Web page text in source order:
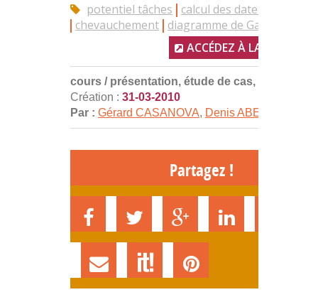
potentiel tâches
calcul des dates
chevauchement diagramme de Gantt
ACCÉDEZ À LA
cours / présentation, étude de cas, exercice
Création : 31-03-2010
Par : Gérard CASANOVA, Denis ABECASSIS
Partagez !